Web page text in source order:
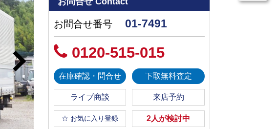
お問合せ番号 01-7491
0120-515-015
在庫確認・問合せ 下取無料査定
ライブ商談 来店予約
☆ お気に入り登録 2人が検討中